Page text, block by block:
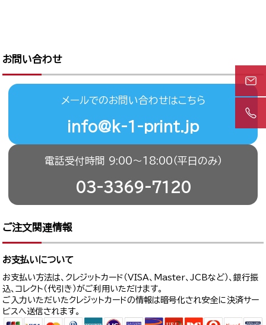
お問い合わせ
メールでのお問い合わせはこちら
info@k-1-print.jp
電話受付時間 9:00〜18:00（平日のみ）
03-3369-7120
ご注文関連情報
お支払いについて
お支払い方法は、クレジットカード（VISA、Master、JCBなど）、銀行振
込、コレクト（代引き）がご利用いただけます。
ご入力いただいたクレジットカードの情報は暗号化され安全に決済サー
ビスへ送信されます。